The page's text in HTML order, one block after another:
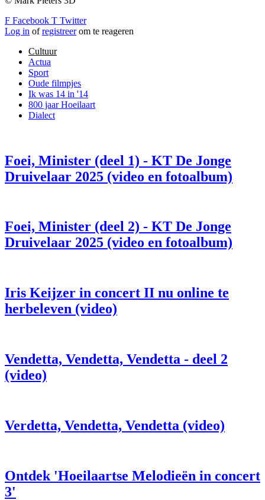
F Facebook T Twitter
Log in ofregistreerom te reageren
Cultuur
Actua
Sport
Oude filmpjes
Ik was 14 in '14
800 jaar Hoeilaart
Dialect
Foei, Minister (deel 1) - KT De Jonge
Druivelaar 2025 (video en fotoalbum)
Foei, Minister (deel 2) - KT De Jonge
Druivelaar 2025 (video en fotoalbum)
Iris Keijzer in concert II nu online te
herbeleven (video)
Vendetta, Vendetta, Vendetta - deel 2
(video)
Verdetta, Vendetta, Vendetta (video)
Ontdek 'Hoeilaartse Melodieën in concert
3'